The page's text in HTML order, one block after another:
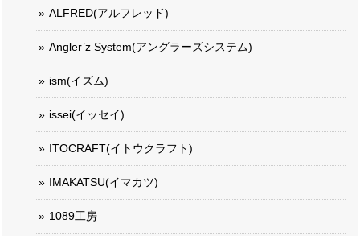
ALFRED(アルフレッド)
Angler’z System(アングラーズシステム)
ism(イズム)
issei(イッセイ)
ITOCRAFT(イトウクラフト)
IMAKATSU(イマカツ)
1089工房